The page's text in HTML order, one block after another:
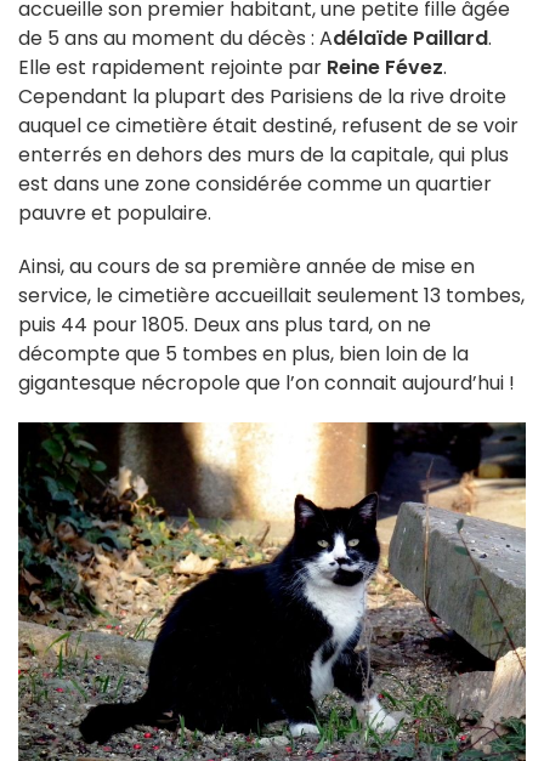
accueille son premier habitant, une petite fille âgée
de 5 ans au moment du décès : Adélaïde Paillard.
Elle est rapidement rejointe par Reine Févez.
Cependant la plupart des Parisiens de la rive droite
auquel ce cimetière était destiné, refusent de se voir
enterrés en dehors des murs de la capitale, qui plus
est dans une zone considérée comme un quartier
pauvre et populaire.
Ainsi, au cours de sa première année de mise en
service, le cimetière accueillait seulement 13 tombes,
puis 44 pour 1805. Deux ans plus tard, on ne
décompte que 5 tombes en plus, bien loin de la
gigantesque nécropole que l’on connait aujourd’hui !